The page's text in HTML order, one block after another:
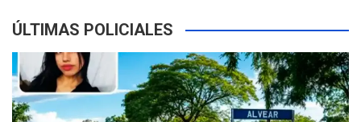
ÚLTIMAS POLICIALES